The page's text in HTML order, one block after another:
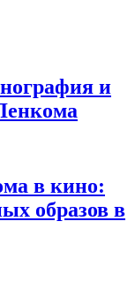
и
в кино:
образов в